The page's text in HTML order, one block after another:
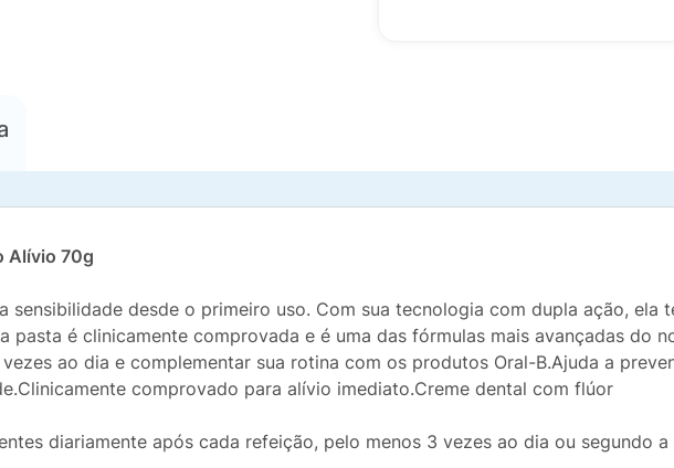
Alívio 70g
sensibilidade desde o primeiro uso. Com sua tecnologia com dupla ação, ela
pasta é clinicamente comprovada e é uma das fórmulas mais avançadas do
ao dia e complementar sua rotina com os produtos Oral-B.Ajuda a
comprovado para alívio imediato.Creme dental com flúor
diariamente após cada refeição, pelo menos 3 vezes ao dia ou segundo